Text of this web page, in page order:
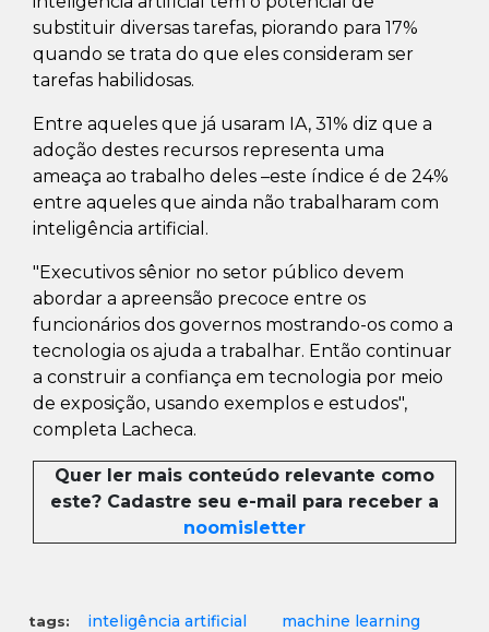
substituir diversas tarefas, piorando para 17%
quando se trata do que eles consideram ser
tarefas habilidosas.
Entre aqueles que já usaram IA, 31% diz que a
adoção destes recursos representa uma
ameaça ao trabalho deles –este índice é de 24%
entre aqueles que ainda não trabalharam com
inteligência artificial.
"Executivos sênior no setor público devem
abordar a apreensão precoce entre os
funcionários dos governos mostrando-os como a
tecnologia os ajuda a trabalhar. Então continuar
a construir a confiança em tecnologia por meio
de exposição, usando exemplos e estudos",
completa Lacheca.
Quer ler mais conteúdo relevante como
este? Cadastre seu e-mail para receber a
noomisletter
tags: inteligência artificial machine learning